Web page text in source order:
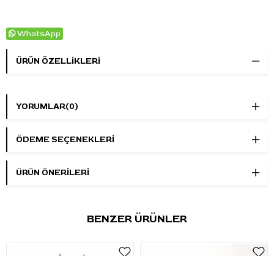
WhatsApp
ÜRÜN ÖZELLIKLERI
YORUMLAR(0)
ÖDEME SEÇENEKLERI
ÜRÜN ÖNERILERI
BENZER ÜRÜNLER